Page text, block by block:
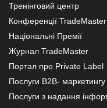
Тренінговий центр
Конференції TradeMaster
Національні Премії
Журнал TradeMaster
Портал про Private Label
Послуги В2В- маркетингу
Послуги з надання